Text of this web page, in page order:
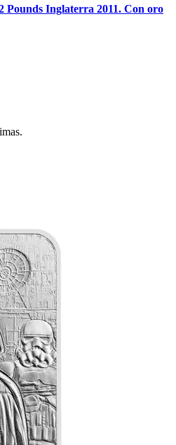
Pounds Inglaterra 2011. Con oro